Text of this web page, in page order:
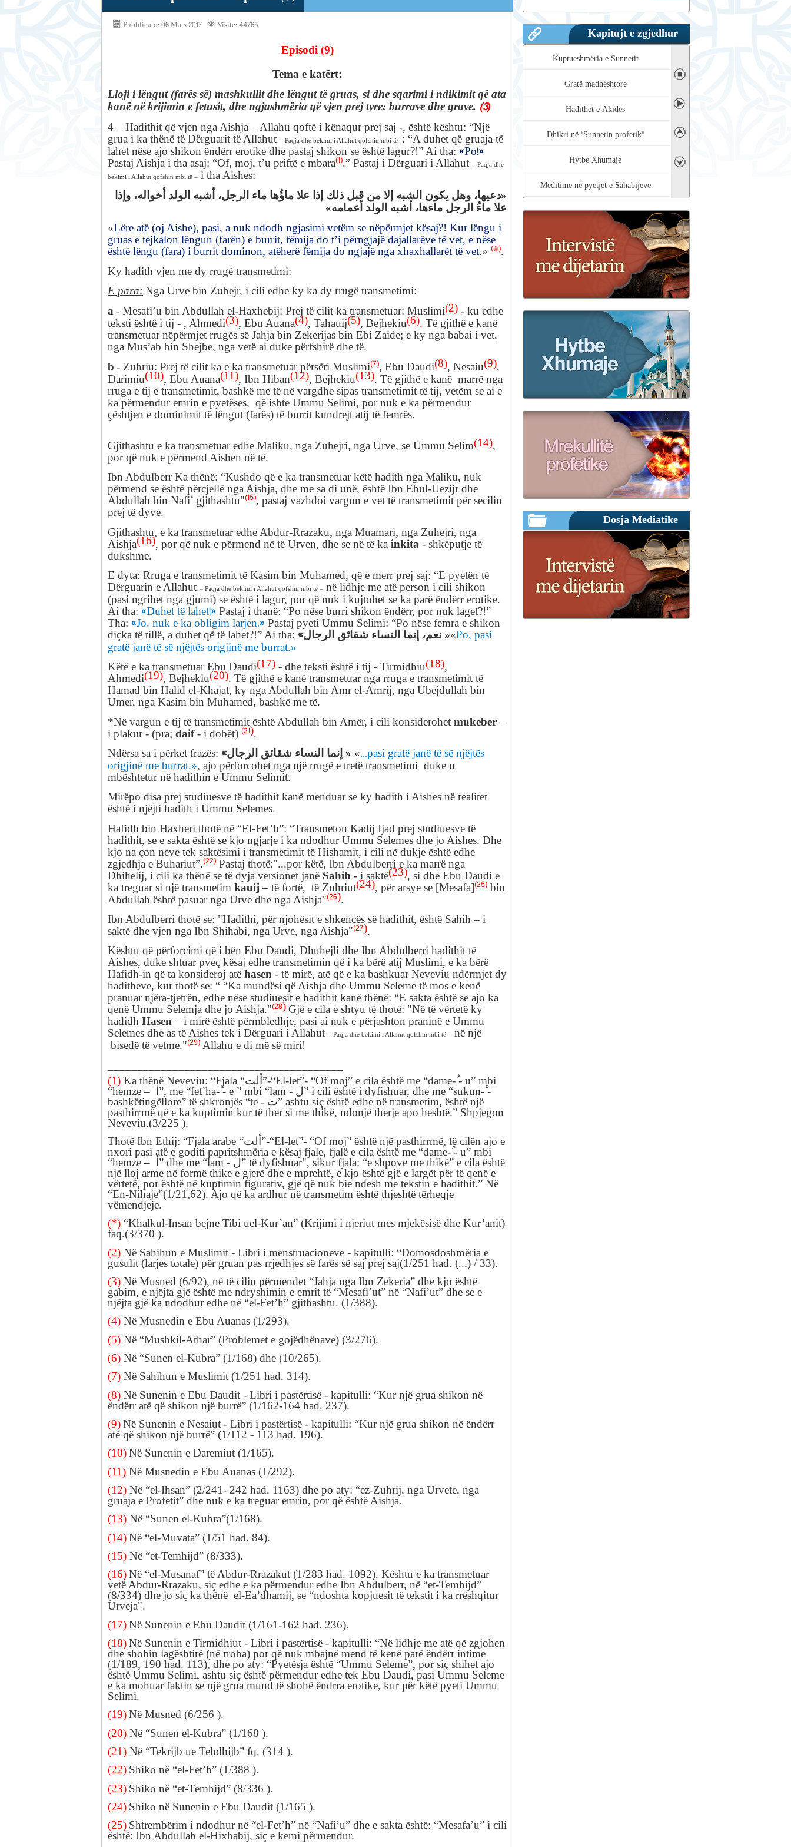
Pubblicato: 06 Mars 2017 Visite: 44765
Episodi (9)
Tema e katërt:
Lloji i lëngut (farës së) mashkullit dhe lëngut të gruas, si dhe sqarimi i ndikimit që ata
kanë në krijimin e fetusit, dhe ngjashmëria që vjen prej tyre: burrave dhe grave. (3)
4 – Hadithit që vjen nga Aishja – Allahu qoftë i kënaqur prej saj -, është kështu: “Një
grua i ka thënë të Dërguarit të Allahut – Paqja dhe bekimi i Allahut qofshin mbi të -: “A duhet që gruaja të
lahet nëse ajo shikon ëndërr erotike dhe pastaj shikon se është lagur?!” Ai tha: «Po!»
Pastaj Aishja i tha asaj: “Of, moj, t’u priftë e mbara(1).” Pastaj i Dërguari i Allahut – Paqja dhe
bekimi i Allahut qofshin mbi të – i tha Aishes:
»دعيها، وهل يكون الشبه إلا من قبل ذلك إذا علا ماؤُها ماء الرجل، أشبه الولد أخواله، وإذا
علا ماءُ الرجل ماءها، أشبه الولد أعمامه«
«Lëre atë (oj Aishe), pasi, a nuk ndodh ngjasimi vetëm se nëpërmjet kësaj?! Kur lëngu i
gruas e tejkalon lëngun (farën) e burrit, fëmija do t’i përngjajë dajallarëve të vet, e nëse
është lëngu (fara) i burrit dominon, atëherë fëmija do ngjajë nga xhaxhallarët të vet.» (*).
Ky hadith vjen me dy rrugë transmetimi:
E para: Nga Urve bin Zubejr, i cili edhe ky ka dy rrugë transmetimi:
a- Mesafi’u bin Abdullah el-Haxhebij: Prej të cilit ka transmetuar: Muslimi(2) - ku edhe
teksti është i tij - , Ahmedi(3), Ebu Auana(4), Tahauij(5), Bejhekiu(6). Të gjithë e kanë
transmetuar nëpërmjet rrugës së Jahja bin Zekerijas bin Ebi Zaide; e ky nga babai i vet,
nga Mus’ab bin Shejbe, nga vetë ai duke përfshirë dhe të.
b - Zuhriu: Prej të cilit ka e ka transmetuar përsëri Muslimi(7), Ebu Daudi(8), Nesaiu(9),
Darimiu(10), Ebu Auana(11), Ibn Hiban(12), Bejhekiu(13). Të gjithë e kanë marrë nga
rruga e tij e transmetimit, bashkë me të në vargdhe sipas transmetimit të tij, vetëm se ai e
ka përmendur emrin e pyetëses, që ishte Ummu Selimi, por nuk e ka përmendur
çështjen e dominimit të lëngut (farës) të burrit kundrejt atij të femrës.
Gjithashtu e ka transmetuar edhe Maliku, nga Zuhejri, nga Urve, se Ummu Selim(14),
por që nuk e përmend Aishen në të.
Ibn Abdulberr Ka thënë: “Kushdo që e ka transmetuar këtë hadith nga Maliku, nuk
përmend se është përcjellë nga Aishja, dhe me sa di unë, është Ibn Ebul-Uezijr dhe
Abdullah bin Nafi’ gjithashtu"(15), pastaj vazhdoi vargun e vet të transmetimit për secilin
prej të dyve.
Gjithashtu, e ka transmetuaredhe Abdur-Rrazaku, nga Muamari, nga Zuhejri, nga
Aishja(16), por që nuk e përmend në të Urven, dhe se në të ka inkita - shkëputje të
dukshme.
E dyta: Rruga e transmetimit të Kasim bin Muhamed, që e merr prej saj: “E pyetën të
Dërguarin e Allahut – Paqja dhe bekimi i Allahut qofshin mbi të – në lidhje me atë person i cili shikon
(pasi ngrihet nga gjumi) se është i lagur, por që nuk i kujtohet se ka parë ëndërr erotike.
Ai tha: «Duhet të lahet!» Pastaj i thanë: “Po nëse burri shikon ëndërr, por nuk laget?!”
Tha: «Jo, nuk e ka obligim larjen.» Pastaj pyeti Ummu Selimi: “Po nëse femra e shikon
diçka të tillë, a duhet që të lahet?!” Ai tha: «نعم، إنما النساء شقائق الرجال »«Po, pasi
gratë janë të së njëjtës origjinë me burrat.»
Këtë e ka transmetuarEbu Daudi(17) - dhe teksti është i tij - Tirmidhiu(18),
Ahmedi(19), Bejhekiu(20). Të gjithë e kanë transmetuar nga rruga e transmetimit të
Hamad bin Halid el-Khajat, ky ngaAbdullah bin Amrel-Amrij, nga Ubejdullah bin
Umer, nga Kasim bin Muhamed, bashkë me të.
*Në vargun e tij të transmetimit është Abdullah bin Amër, i cili konsiderohet mukeber–
i plakur- (pra; daif- i dobët) (21).
Ndërsa sa i përket frazës: «إنما النساء شقائق الرجال » «...pasi gratë janë të së njëjtës
origjinë me burrat.», ajo përforcohet nga një rrugë e tretë transmetimi duke u
mbështetur në hadithin e Ummu Selimit.
Mirëpo disa prej studiuesve të hadithit kanë menduar se ky hadith i Aishes në realitet
është i njëjti hadith i Ummu Selemes.
Hafidh bin Haxheri thotë në “El-Fet’h”: “Transmeton Kadij Ijad prej studiuesve të
hadithit, se e sakta është se kjo ngjarje i ka ndodhur Ummu Selemes dhe jo Aishes. Dhe
kjo na çon neve tek saktësimi i transmetimit të Hishamit, i cili në dukje është edhe
zgjedhja e Buhariut”.(22) Pastaj thotë:"...porkëtë, Ibn Abdulberri e ka marrë nga
Dhihelij, i cili ka thënë se të dyja versionet janë Sahih - i saktë(23), si dhe Ebu Daudi e
ka treguar si një transmetim kauij – të fortë, të Zuhriut(24), për arsye se [Mesafa](25) bin
Abdullah është pasuar nga Urve dhe nga Aishja"(26).
Ibn Abdulberri thotë se: "Hadithi, për njohësit e shkencës së hadithit, është Sahih – i
saktë dhe vjen nga Ibn Shihabi, nga Urve, nga Aishja"(27).
Kështu që përforcimi që i bën Ebu Daudi, Dhuhejli dhe Ibn Abdulberri hadithit të
Aishes, duke shtuar pveç kësaj edhe transmetimin që i ka bërë atij Muslimi, e ka bërë
Hafidh-in që ta konsideroj atë hasen - të mirë, atë që e ka bashkuar Neveviu ndërmjet dy
haditheve, kur thotë se: “ “Ka mundësi që Aishja dhe Ummu Seleme të mos e kenë
pranuar njëra-tjetrën, edhe nëse studiuesit e hadithit kanë thënë: “E sakta është se ajo ka
qenë Ummu Selemja dhe jo Aishja."(28)Gjë e cila e shtyu të thotë: "Në të vërtetë ky
hadidh Hasen– i mirë është përmbledhje, pasi ai nuk e përjashton praninë e Ummu
Selemes dhe as të Aishes tek i Dërguari i Allahut – Paqja dhe bekimi i Allahut qofshin mbi të – në një
bisedë të vetme."(29)Allahu e di më së miri!
(1) Ka thënë Neveviu: “Fjala “ألت”-“El-let”- “Of moj” e cila është me “dame-- u” mbi
“hemze – أ”, me “fet’ha-- e ” mbi “lam - ل” i cili është i dyfishuar, dhe me “sukun--
bashkëtingëllore” të shkronjës “te - ت” ashtu siç është edhe në transmetim, është një
pasthirrmë që e ka kuptimin kur të ther si me thikë, ndonjë therje apo heshtë.” Shpjegon
Neveviu.(3/225 ).
Thotë Ibn Ethij: “Fjala arabe “ألت ”-“El-let”- “Of moj” është një pasthirrmë, të cilën ajo e
nxori pasi atë e goditi papritshmëria e kësaj fjale, fjalë e cila është me “dame-- u” mbi
“hemze –
” dhe me “lam - ل” të dyfishuar", sikur fjala: “e shpove me thikë” e cila është
një lloj arme në formë thike e gjerë dhe e mprehtë, e kjo është gjë e largët për të qenë e
vërtetë, por është në kuptimin figurativ, gjë që nuk bie ndesh me tekstin e hadithit.” Në
“En-Nihaje”(1/21 ,62). Ajo që ka ardhur në transmetim është thjeshtë tërheqje
vëmendjeje.
(*) “Khalkul-Insan bejne Tibi uel-Kur’an” (Krijimi i njeriut mes mjekësisë dhe Kur’anit)
faq.(3/370 ).
(2) Në Sahihun e Muslimit - Libri i menstruacioneve - kapitulli: “Domosdoshmëria e
gusulit (larjes totale) për gruan pas rrjedhjes së farës së saj prej saj(1/251 had. (...) / 33).
(3) Në Musned (6/92), në të cilin përmendet “Jahja nga Ibn Zekeria” dhe kjo është
gabim, e njëjta gjë është me ndryshimin e emrit të “Mesafi’ut” në “Nafi’ut” dhe se e
njëjta gjë ka ndodhur edhe në “el-Fet’h” gjithashtu. (1/388).
(4) Në Musnedin e Ebu Auanas (1/293).
(5) Në “Mushkil-Athar” (Problemet e gojëdhënave) (3/276).
(6) Në “Sunen el-Kubra” (1/168) dhe (10/265).
(7) Në Sahihun e Muslimit (1/251 had. 314).
(8) Në Sunenin e Ebu Daudit - Libri i pastërtisë - kapitulli: “Kur një grua shikon në
ëndërr atë që shikon një burrë” (1/162-164 had. 237).
(9)Në Sunenin e Nesaiut - Libri i pastërtisë - kapitulli: “Kur një grua shikon në ëndërr
atë që shikon një burrë” (1/112 - 113 had. 196).
(10)Në Sunenin e Daremiut (1/165).
(11) Në Musnedin e Ebu Auanas (1/292).
(12) Në “el-Ihsan” (2/241- 242 had. 1163) dhe po aty: “ez-Zuhrij, nga Urvete, nga
gruaja e Profetit” dhe nuk e ka treguar emrin, por që është Aishja.
(13) Në “Sunen el-Kubra”(1/168).
(14)Në “el-Muvata” (1/51 had. 84).
(15) Në “et-Temhijd” (8/333).
(16)Në “el-Musanaf” tëAbdur-Rrazakut (1/283 had. 1092). Kështu e ka transmetuar
vetëAbdur-Rrazaku, siç edhe e ka përmendur edhe Ibn Abdulberr, në “et-Temhijd”
(8/334) dhe jo siç ka thënë el-Ea’dhamij, se “ndoshta kopjuesit të tekstit i ka rrëshqitur
Urveja".
(17)Në Sunenin e Ebu Daudit (1/161-162 had. 236).
(18)Në Sunenin e Tirmidhiut - Libri i pastërtisë - kapitulli: “Në lidhje me atë që zgjohen
dhe shohin lagështirë (në rroba) por që nuk mbajnë mend të kenë parë ëndërr intime
(1/189, 190 had. 113), dhe po aty: “Pyetësja është “Ummu Seleme”, por siç shihet ajo
është Ummu Selimi, ashtu siç është përmendur edhe tek Ebu Daudi, pasi Ummu Seleme
e ka mohuar faktin se një grua mund të shohë ëndrra erotike, kur për këtë pyeti Ummu
Selimi.
(19)Në Musned (6/256 ).
(20) Në “Sunen el-Kubra” (1/168 ).
(21) Në “Tekrijb ue Tehdhijb” fq. (314 ).
(22) Shiko në “el-Fet’h” (1/388 ).
(23) Shiko në “et-Temhijd” (8/336 ).
(24) Shiko në Sunenin e Ebu Daudit (1/165 ).
(25) Shtrembërim i ndodhur në “el-Fet’h” në “Nafi’u” dhe e sakta është: “Mesafa’u” i cili
është: Ibn Abdullah el-Hixhabij, siç e kemi përmendur.
Kapitujt e zgjedhur
Kuptueshmëria e Sunnetit
Gratë madhështore
Hadithet e Akides
Dhikri në "Sunnetin profetik"
Hytbe Xhumaje
Meditime në pyetjet e Sahabijeve
Pozita e "Sunnetit profetik"
◼
➤
➤
➤
Dosja Mediatike